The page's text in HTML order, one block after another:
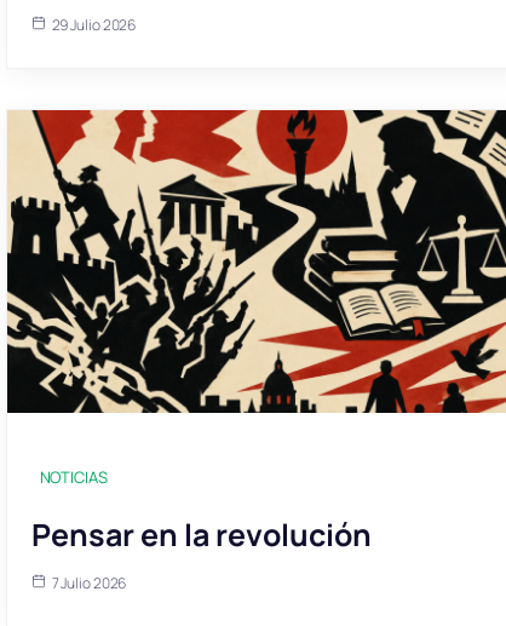
29 Julio 2026
NOTICIAS
Pensar en la revolución
7 Julio 2026